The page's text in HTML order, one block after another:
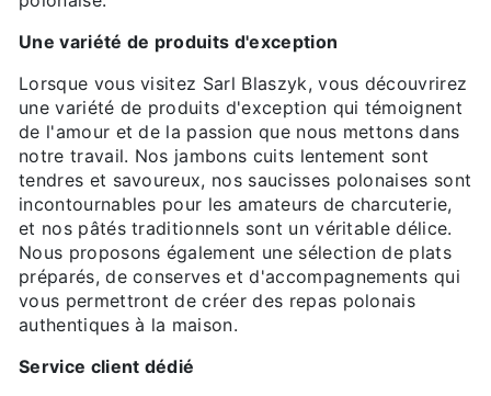
Une variété de produits d'exception
Lorsque vous visitez Sarl Blaszyk, vous découvrirez
une variété de produits d'exception qui témoignent
de l'amour et de la passion que nous mettons dans
notre travail. Nos jambons cuits lentement sont
tendres et savoureux, nos saucisses polonaises sont
incontournables pour les amateurs de charcuterie,
et nos pâtés traditionnels sont un véritable délice.
Nous proposons également une sélection de plats
préparés, de conserves et d'accompagnements qui
vous permettront de créer des repas polonais
authentiques à la maison.
Service client dédié